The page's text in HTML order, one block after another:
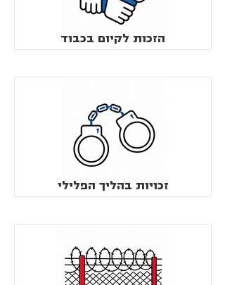
הזכות לקיום בכבוד
זכויות בהליך הפלילי